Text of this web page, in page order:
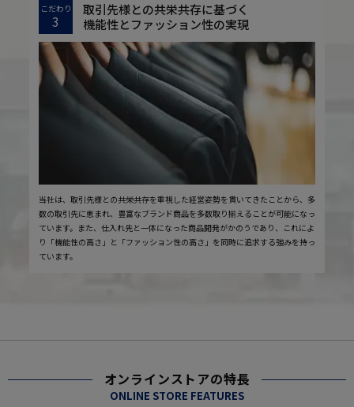
こだわり
3
取引先様との共栄共存に基づく
機能性とファッション性の実現
当社は、取引先様との共栄共存を重視した経営姿勢を貫いてきたことから、多
数の取引先に恵まれ、豊富なブランド商品を多数取り揃えることが可能になっ
ています。また、仕入れ先と一体になった商品開発がかのうであり、これによ
り「機能性の高さ」と「ファッション性の高さ」を同時に追求する強みを持っ
ています。
オンラインストアの特長
ONLINE STORE FEATURES